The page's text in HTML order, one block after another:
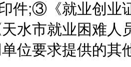
件;③《就业创业
水市就业困难人
位要求提供的其